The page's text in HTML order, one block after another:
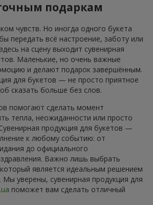
подаркам
чувств. Но иногда одного букета
передать всё настроение, заботу или
на сцену выходит сувенирная
Маленькие, но очень важные
и делают подарок завершённым.
для букетов — не просто приятное
сказать больше без слов.
помогают сделать момент
тепла, неожиданности или просто
продукция для букетов —
к любому событию: от
до официального
Важно лишь выбрать
является идеальным решением
уверены, сувенирная продукция для
поможет вам сделать отличный